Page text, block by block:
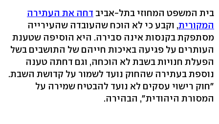
בית המשפט המחוזי בתל-אביב דחה את העתירה
המקורית, וקבע כי לא הוכח שהעובדה שהעירייה
מסתפקת בקנסות אינה סבירה. היא הוסיפה שטענת
העותרים על פגיעה באיכות חייהם של התושבים בשל
הפעלת חנויות בשבת לא הוכחה, וגם דחתה טענה
נוספת בעתירה שהחוק נועד לשמור על קדושת השבת.
"חוק רישוי עסקים לא נועד להבטיח שמירה על
המסורת היהודית", הבהירה.